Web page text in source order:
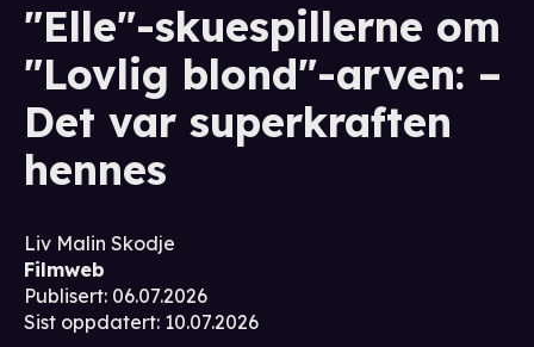
"Elle"-skuespillerne om
"Lovlig blond"-arven: –
Det var superkraften
hennes
Liv Malin Skodje
Filmweb
Publisert: 06.07.2026
Sist oppdatert: 10.07.2026